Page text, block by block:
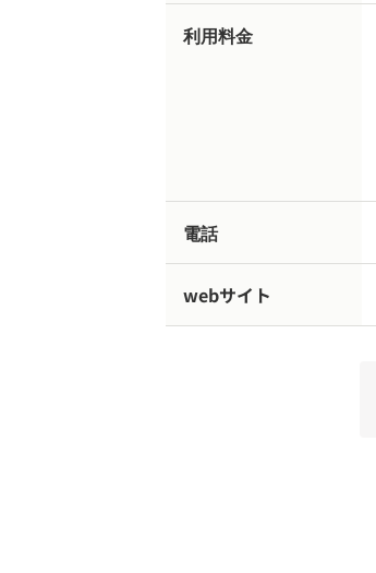
利用料金
電話
webサイト